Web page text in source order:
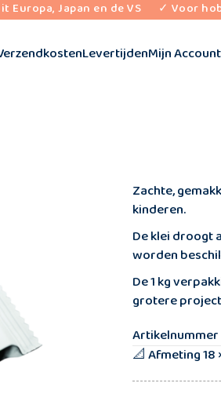
Europa, Japan en de VS ✓ Voor
LevertijdenMijn Account
Zachte,
kinderen.
De klei droogt
worden
De 1 kg
grotere
Artikelnummer
📐 Afmeting 18